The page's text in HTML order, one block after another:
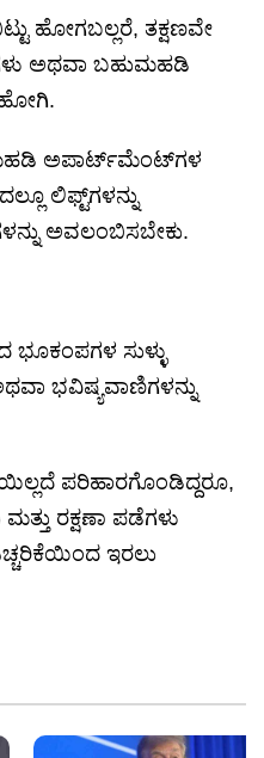
ಹೋಗಬಲ್ಲರೆ, ತಕ್ಷಣವೇ
ಅಥವಾ ಬಹುಮಹಡಿ
ಹೋಗಿ.
ಅಪಾರ್ಟ್‌ಮೆಂಟ್‌ಗಳ
ಲಿಫ್ಟ್‌ಗಳನ್ನು
ಅವಲಂಬಿಸಬೇಕು.
ಭೂಕಂಪಗಳ ಸುಳ್ಳು
ಭವಿಷ್ಯವಾಣಿಗಳನ್ನು
ಪರಿಹಾರಗೊಂಡಿದ್ದರೂ,
ರಕ್ಷಣಾ ಪಡೆಗಳು
ಇರಲು